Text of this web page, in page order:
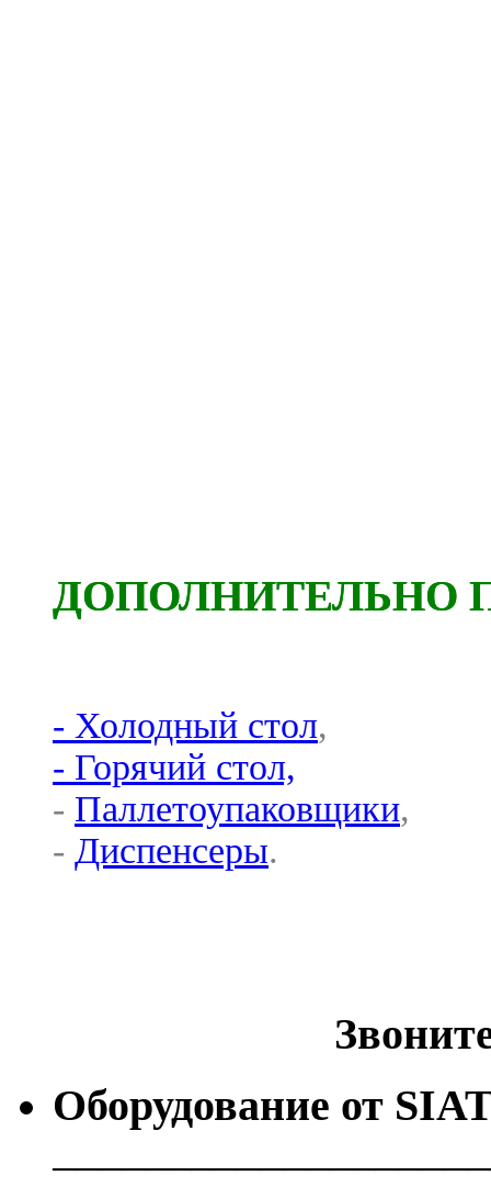
ДОПОЛНИТЕЛЬНО
- Холодный стол,
- Горячий стол,
- Паллетоупаковщики,
- Диспенсеры.
Оборудование от